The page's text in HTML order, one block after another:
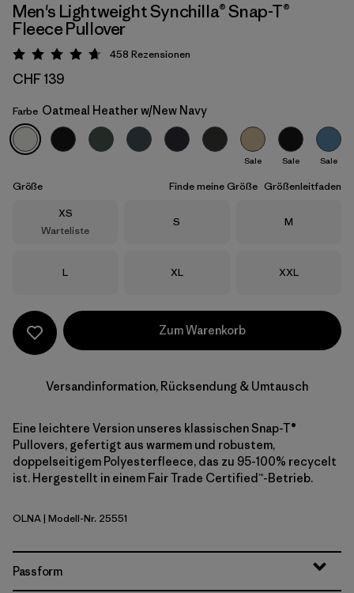
Oatmeal Heather w/New Navy
Men's Lightweight Synchilla® Snap-T®
Fleece Pullover
Bewertung: 4.7 / 5
458 Rezensionen
CHF 139
Farbe Oatmeal Heather w/New Navy
Sale Sale Sale
Größe Finde meine Größe Größenleitfaden
Größe
XS
Warteliste
Größe
S Größe
M
Größe
L Größe
XL Größe
XXL
Zum Warenkorb
Versandinformation, Rücksendung & Umtausch
Eine leichtere Version unseres klassischen Snap-T®
Pullovers, gefertigt aus warmem und robustem,
doppelseitigem Polyesterfleece, das zu 95-100% recycelt
ist. Hergestellt in einem Fair Trade Certified™-Betrieb.
Oatmeal Heather w/New Navy
OLNA| Modell-Nr. 25551
Passform